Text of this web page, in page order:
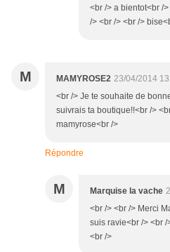
<br /> a bientot<br /
/> <br /> <br />
M MAMYROSE2 23/04/2014
<br /> Je te souhaite de
suivrais ta boutique!!<br />
mamyrose<br />
Répondre
M Marquise la vache
<br /> <br /> Merci
suis ravie<br /> <br /
<br />